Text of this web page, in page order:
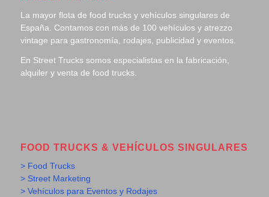
La mayor flota de food trucks y vehículos singulares de
España. Contamos con más de 100 vehículos y atrezzo
vintage para gastronomía, rodajes, publicidad y eventos.
En Street Trucks somos especialistas en la fabricación,
alquiler y venta de food trucks.
FOOD TRUCKS & VEHÍCULOS SINGULARES
> Food Trucks
> Street Marketing
> Vehículos para Eventos y Rodajes